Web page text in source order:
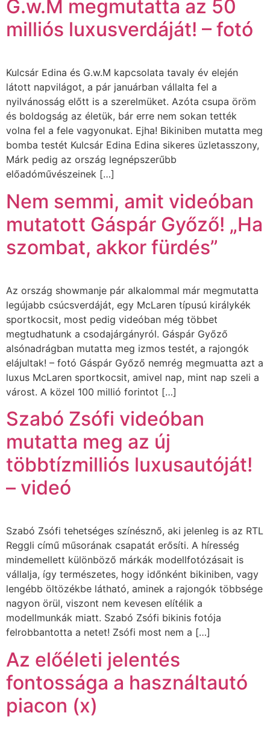
G.w.M megmutatta az 50
milliós luxusverdáját! – fotó
Kulcsár Edina és G.w.M kapcsolata tavaly év elején
látott napvilágot, a pár januárban vállalta fel a
nyilvánosság előtt is a szerelmüket. Azóta csupa öröm
és boldogság az életük, bár erre nem sokan tették
volna fel a fele vagyonukat. Ejha! Bikiniben mutatta meg
bomba testét Kulcsár Edina Edina sikeres üzletasszony,
Márk pedig az ország legnépszerűbb
előadóművészeinek […]
Nem semmi, amit videóban
mutatott Gáspár Győző! „Ha
szombat, akkor fürdés”
Az ország showmanje pár alkalommal már megmutatta
legújabb csúcsverdáját, egy McLaren típusú királykék
sportkocsit, most pedig videóban még többet
megtudhatunk a csodajárgányról. Gáspár Győző
alsónadrágban mutatta meg izmos testét, a rajongók
elájultak! – fotó Gáspár Győző nemrég megmuatta azt a
luxus McLaren sportkocsit, amivel nap, mint nap szeli a
várost. A közel 100 millió forintot […]
Szabó Zsófi videóban
mutatta meg az új
többtízmilliós luxusautóját!
– videó
Szabó Zsófi tehetséges színésznő, aki jelenleg is az RTL
Reggli című műsorának csapatát erősíti. A híresség
mindemellett különböző márkák modellfotózásait is
vállalja, így természetes, hogy időnként bikiniben, vagy
lengébb öltözékbe látható, aminek a rajongók többsége
nagyon örül, viszont nem kevesen elítélik a
modellmunkák miatt. Szabó Zsófi bikinis fotója
felrobbantotta a netet! Zsófi most nem a […]
Az előéleti jelentés
fontossága a használtautó
piacon (x)